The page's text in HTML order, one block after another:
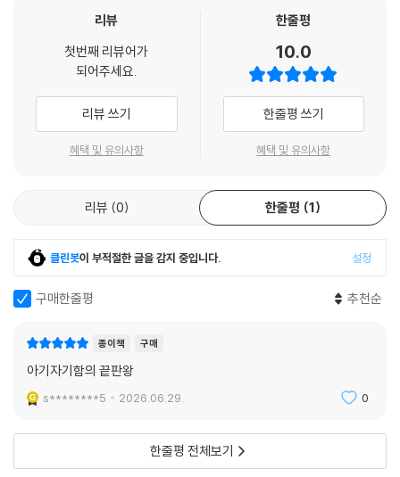
리뷰
첫번째 리뷰어가
되어주세요.
리뷰 쓰기
혜택 및 유의사항
한줄평
10.0
한줄평 쓰기
혜택 및 유의사항
리뷰 0 한줄평 1
클린봇이 부적절한 글을 감지 중입니다. 설정
구매한줄평 추천순
종이책 구매
아기자기함의 끝판왕
s********5 2026.06.29. 0
한줄평 전체보기